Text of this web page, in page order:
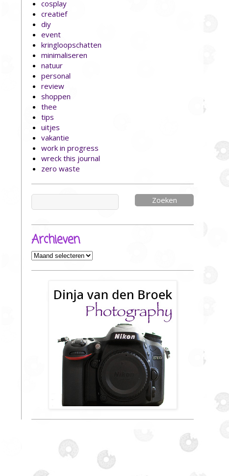
cosplay
creatief
diy
event
kringloopschatten
minimaliseren
natuur
personal
review
shoppen
thee
tips
uitjes
vakantie
work in progress
wreck this journal
zero waste
Zoeken
naar:
Archieven
Archieven